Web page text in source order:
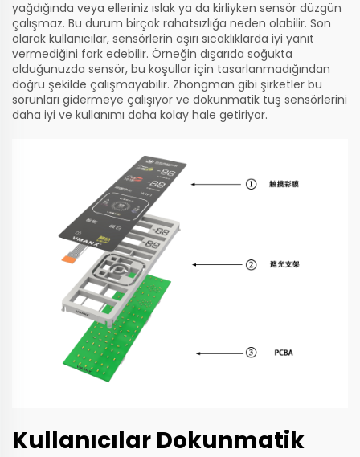
yağdığında veya elleriniz ıslak ya da kirliyken sensör düzgün
çalışmaz. Bu durum birçok rahatsızlığa neden olabilir. Son
olarak kullanıcılar, sensörlerin aşırı sıcaklıklarda iyi yanıt
vermediğini fark edebilir. Örneğin dışarıda soğukta
olduğunuzda sensör, bu koşullar için tasarlanmadığından
doğru şekilde çalışmayabilir. Zhongman gibi şirketler bu
sorunları gidermeye çalışıyor ve dokunmatik tuş sensörlerini
daha iyi ve kullanımı daha kolay hale getiriyor.
Kullanıcılar Dokunmatik